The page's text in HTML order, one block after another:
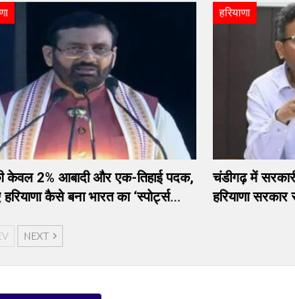
केवल 2% आबादी और एक-तिहाई पदक,
हरियाणा कैसे बना भारत का ‘स्पोर्ट्स…
हरियाणा
चंडीगढ़ में
हरियाणा
NEXT